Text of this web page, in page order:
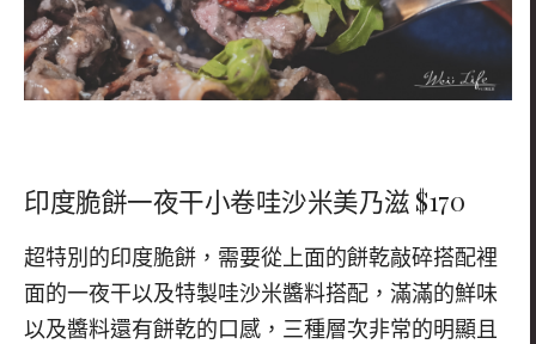
印度脆餅一夜干小卷哇沙米美乃滋 $170
超特別的印度脆餅，需要從上面的餅乾敲碎搭配裡
面的一夜干以及特製哇沙米醬料搭配，滿滿的鮮味
以及醬料還有餅乾的口感，三種層次非常的明顯且